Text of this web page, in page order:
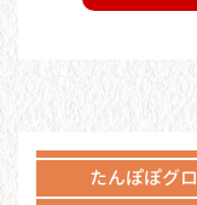
たんぽぽグ